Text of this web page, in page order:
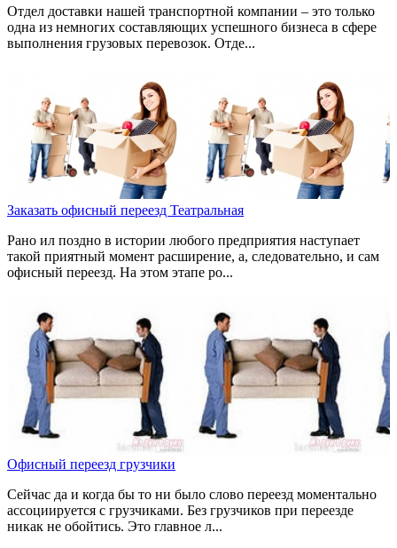
Отдел доставки нашей транспортной компании – это только
одна из немногих составляющих успешного бизнеса в сфере
выполнения грузовых перевозок. Отде...
Заказать офисный переезд Театральная
Рано ил поздно в истории любого предприятия наступает
такой приятный момент расширение, а, следовательно, и сам
офисный переезд. На этом этапе ро...
Офисный переезд грузчики
Сейчас да и когда бы то ни было слово переезд моментально
ассоциируется с грузчиками. Без грузчиков при переезде
никак не обойтись. Это главное л...